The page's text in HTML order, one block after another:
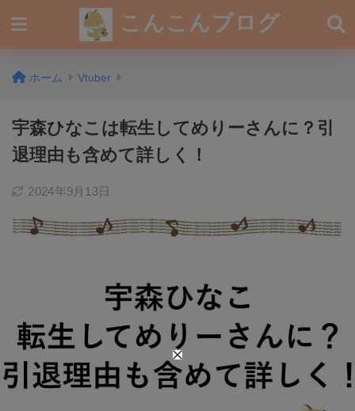
こんこんブログ
ホーム Vtuber
宇森ひなこは転生してめりーさんに？引
退理由も含めて詳しく！
2024年9月13日